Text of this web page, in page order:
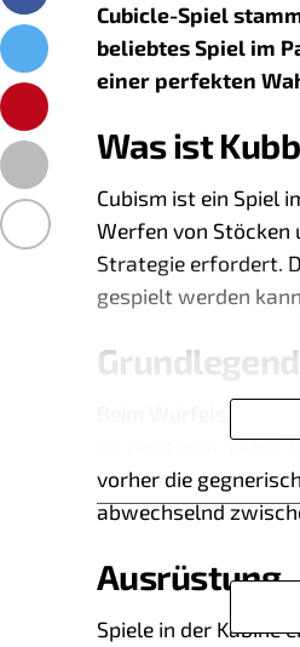
Cubicle-Spiel
beliebtes Spiel im
einer perfekten
Was ist
Cubism ist ein Spiel
Werfen von Stöcken
Strategie erfordert.
gespielt werden
Beim Würfelspiel
zu zerstören. Jedes
vorher die
abwechselnd
Ausrüstung
Spiele in der Kabine